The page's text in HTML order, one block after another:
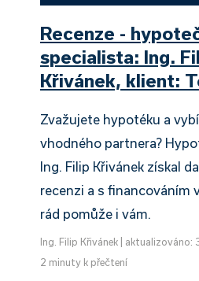
Recenze -
specialista: Ing.
Křivánek, klient:
Zvažujete hypotéku a
vhodného partnera?
Ing. Filip Křivánek získal
recenzi a s financováním
rád pomůže i vám.
Ing. Filip Křivánek
aktualizováno:
2 minuty k přečtení